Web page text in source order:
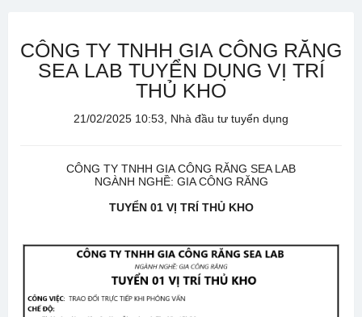
CÔNG TY TNHH GIA CÔNG RĂNG
SEA LAB TUYỂN DỤNG VỊ TRÍ
THỦ KHO
21/02/2025 10:53, Nhà đầu tư tuyển dụng
CÔNG TY TNHH GIA CÔNG RĂNG SEA LAB
NGÀNH NGHỀ: GIA CÔNG RĂNG
TUYỂN 01 VỊ TRÍ THỦ KHO